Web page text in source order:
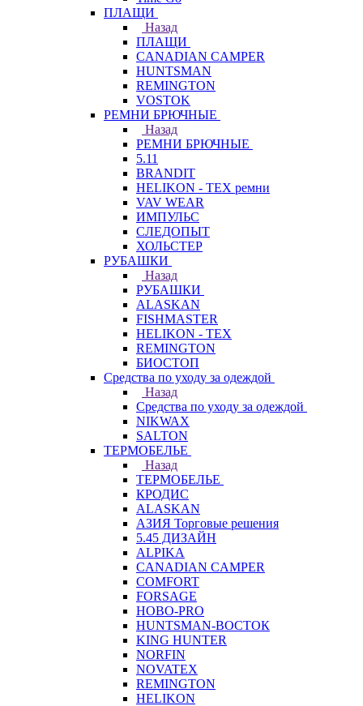
ПЛАЩИ
Назад
ПЛАЩИ
CANADIAN CAMPER
HUNTSMAN
REMINGTON
VOSTOK
РЕМНИ БРЮЧНЫЕ
Назад
РЕМНИ БРЮЧНЫЕ
5.11
BRANDIT
HELIKON - TEX ремни
VAV WEAR
ИМПУЛЬС
СЛЕДОПЫТ
ХОЛЬСТЕР
РУБАШКИ
Назад
РУБАШКИ
ALASKAN
FISHMASTER
HELIKON - TEX
REMINGTON
БИОСТОП
Средства по уходу за одеждой
Назад
Средства по уходу за одеждой
NIKWAX
SALTON
ТЕРМОБЕЛЬЕ
Назад
ТЕРМОБЕЛЬЕ
КРОДИС
ALASKAN
АЗИЯ Торговые решения
5.45 ДИЗАЙН
ALPIKA
CANADIAN CAMPER
COMFORT
FORSAGE
HOBO-PRO
HUNTSMAN-ВОСТОК
KING HUNTER
NORFIN
NOVATEX
REMINGTON
HELIKON